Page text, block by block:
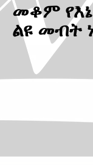
መቆም
ልዩ መብት